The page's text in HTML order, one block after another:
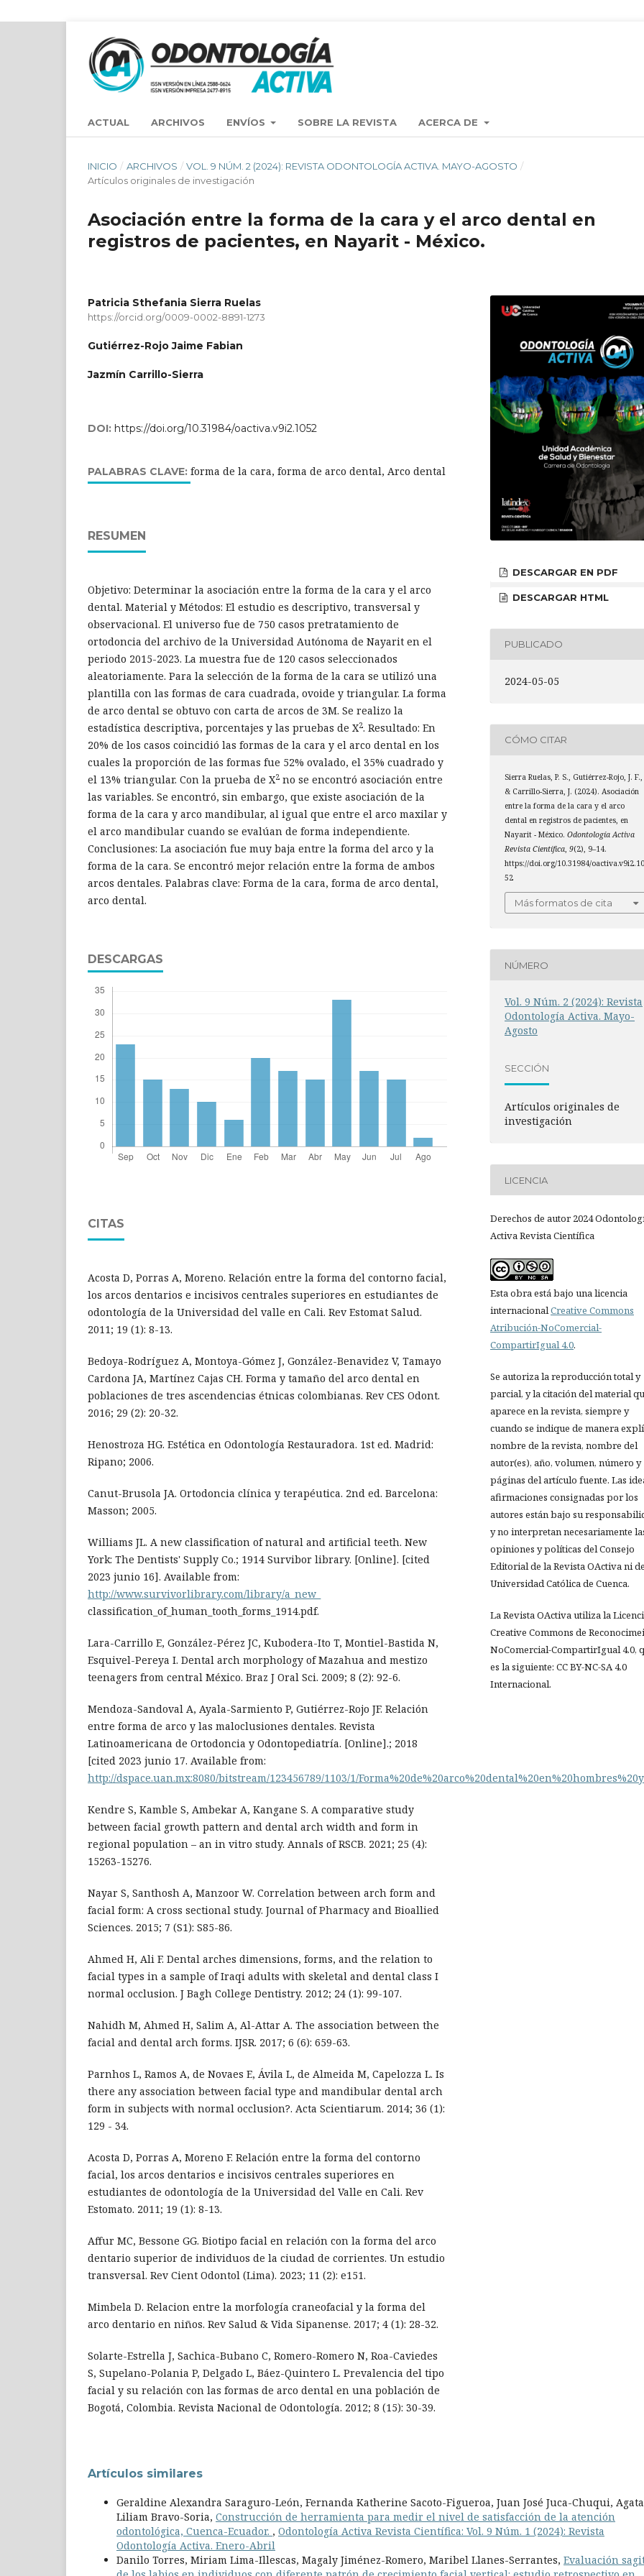
ACTUAL ARCHIVOS ENVÍOS SOBRE LA REVISTA ACERCA DE
INICIO / ARCHIVOS / VOL. 9 NÚM. 2 (2024): REVISTA ODONTOLOGÍA ACTIVA. MAYO-AGOSTO /
Artículos originales de investigación
Asociación entre la forma de la cara y el arco dental en
registros de pacientes, en Nayarit - México.
Patricia Sthefania Sierra Ruelas
https://orcid.org/0009-0002-8891-1273
Gutiérrez-Rojo Jaime Fabian
Jazmín Carrillo-Sierra
DOI: https://doi.org/10.31984/oactiva.v9i2.1052
PALABRAS CLAVE: forma de la cara, forma de arco dental, Arco dental
RESUMEN
Objetivo: Determinar la asociación entre la forma de la cara y el arco
dental. Material y Métodos: El estudio es descriptivo, transversal y
observacional. El universo fue de 750 casos pretratamiento de
ortodoncia del archivo de la Universidad Autónoma de Nayarit en el
periodo 2015-2023. La muestra fue de 120 casos seleccionados
aleatoriamente. Para la selección de la forma de la cara se utilizó una
plantilla con las formas de cara cuadrada, ovoide y triangular. La forma
de arco dental se obtuvo con carta de arcos de 3M. Se realizo la
estadística descriptiva, porcentajes y las pruebas de X2. Resultado: En
20% de los casos coincidió las formas de la cara y el arco dental en los
cuales la proporción de las formas fue 52% ovalado, el 35% cuadrado y
el 13% triangular. Con la prueba de X2 no se encontró asociación entre
las variables. Se encontró, sin embargo, que existe asociación de la
forma de la cara y arco mandibular, al igual que entre el arco maxilar y
el arco mandibular cuando se evalúan de forma independiente.
Conclusiones: La asociación fue muy baja entre la forma del arco y la
forma de la cara. Se encontró mejor relación entre la forma de ambos
arcos dentales. Palabras clave: Forma de la cara, forma de arco dental,
arco dental.
DESCARGAS
CITAS
Acosta D, Porras A, Moreno. Relación entre la forma del contorno facial,
los arcos dentarios e incisivos centrales superiores en estudiantes de
odontología de la Universidad del valle en Cali. Rev Estomat Salud.
2011; 19 (1): 8-13.
Bedoya-Rodríguez A, Montoya-Gómez J, González-Benavidez V, Tamayo
Cardona JA, Martínez Cajas CH. Forma y tamaño del arco dental en
poblaciones de tres ascendencias étnicas colombianas. Rev CES Odont.
2016; 29 (2): 20-32.
Henostroza HG. Estética en Odontología Restauradora. 1st ed. Madrid:
Ripano; 2006.
Canut-Brusola JA. Ortodoncia clínica y terapéutica. 2nd ed. Barcelona:
Masson; 2005.
Williams JL. A new classification of natural and artificial teeth. New
York: The Dentists' Supply Co.; 1914 Survibor library. [Online]. [cited
2023 junio 16]. Available from:
http://www.survivorlibrary.com/library/a_new_
classification_of_human_tooth_forms_1914.pdf.
Lara-Carrillo E, González-Pérez JC, Kubodera-Ito T, Montiel-Bastida N,
Esquivel-Pereya I. Dental arch morphology of Mazahua and mestizo
teenagers from central México. Braz J Oral Sci. 2009; 8 (2): 92-6.
Mendoza-Sandoval A, Ayala-Sarmiento P, Gutiérrez-Rojo JF. Relación
entre forma de arco y las maloclusiones dentales. Revista
Latinoamericana de Ortodoncia y Odontopediatría. [Online].; 2018
[cited 2023 junio 17. Available from:
http://dspace.uan.mx:8080/bitstream/123456789/1103/1/
Kendre S, Kamble S, Ambekar A, Kangane S. A comparative study
between facial growth pattern and dental arch width and form in
regional population – an in vitro study. Annals of RSCB. 2021; 25 (4):
15263-15276.
Nayar S, Santhosh A, Manzoor W. Correlation between arch form and
facial form: A cross sectional study. Journal of Pharmacy and Bioallied
Sciences. 2015; 7 (S1): S85-86.
Ahmed H, Ali F. Dental arches dimensions, forms, and the relation to
facial types in a sample of Iraqi adults with skeletal and dental class I
normal occlusion. J Bagh College Dentistry. 2012; 24 (1): 99-107.
Nahidh M, Ahmed H, Salim A, Al-Attar A. The association between the
facial and dental arch forms. IJSR. 2017; 6 (6): 659-63.
Parnhos L, Ramos A, de Novaes E, Ávila L, de Almeida M, Capelozza L. Is
there any association between facial type and mandibular dental arch
form in subjects with normal occlusion?. Acta Scientiarum. 2014; 36 (1):
129 - 34.
Acosta D, Porras A, Moreno F. Relación entre la forma del contorno
facial, los arcos dentarios e incisivos centrales superiores en
estudiantes de odontología de la Universidad del Valle en Cali. Rev
Estomato. 2011; 19 (1): 8-13.
Affur MC, Bessone GG. Biotipo facial en relación con la forma del arco
dentario superior de individuos de la ciudad de corrientes. Un estudio
transversal. Rev Cient Odontol (Lima). 2023; 11 (2): e151.
Mimbela D. Relacion entre la morfología craneofacial y la forma del
arco dentario en niños. Rev Salud & Vida Sipanense. 2017; 4 (1): 28-32.
Solarte-Estrella J, Sachica-Bubano C, Romero-Romero N, Roa-Caviedes
S, Supelano-Polania P, Delgado L, Báez-Quintero L. Prevalencia del tipo
facial y su relación con las formas de arco dental en una población de
Bogotá, Colombia. Revista Nacional de Odontología. 2012; 8 (15): 30-39.
DESCARGAR EN PDF
DESCARGAR HTML
PUBLICADO
2024-05-05
CÓMO CITAR
Sierra Ruelas, P. S., Gutiérrez-Rojo, J. F.,
& Carrillo-Sierra, J. (2024). Asociación
entre la forma de la cara y el arco
dental en registros de pacientes, en
Nayarit - México.Odontología Activa
Revista Científica ,9(2), 9–14.
https://doi.org/10.31984/
52
Más formatos de cita
NÚMERO
Vol. 9 Núm. 2 (2024): Revista
Odontología Activa. Mayo-
Agosto
SECCIÓN
Artículos originales de
investigación
LICENCIA
Derechos de autor 2024
Activa Revista Científica
Esta obra está bajo una licencia
internacionalCreative Commons
Atribución-NoComercial-
CompartirIgual 4.0.
Se autoriza la reproducción total y
parcial, y la citación del material
aparece en la revista, siempre y
cuando se indique de manera
nombre de la revista, nombre del
autor(es), año, volumen, número y
páginas del artículo fuente. Las
afirmaciones consignadas por los
autores están bajo su
y no interpretan necesariamente
opiniones y políticas del Consejo
Editorial de la Revista OActiva ni
Universidad Católica de Cuenca.
La Revista OActiva utiliza la
Creative Commons de
NoComercial-CompartirIgual 4.0,
es la siguiente: CC BY-NC-SA 4.0
Internacional.
Artículos similares
Geraldine Alexandra Saraguro-León, Fernanda Katherine Sacoto-Figueroa, Juan José Juca-Chuqui, Agata
Liliam Bravo-Soria, Construcción de herramienta para medir el nivel de satisfacción de la atención
odontológica, Cuenca-Ecuador. , Odontología Activa Revista Científica: Vol. 9 Núm. 1 (2024): Revista
Odontología Activa. Enero-Abril
Danilo Torres, Miriam Lima-Illescas, Magaly Jiménez-Romero, Maribel Llanes-Serrantes, Evaluación